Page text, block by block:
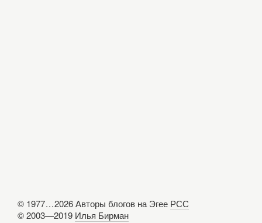
© 1977...2026 Авторы блогов на Эгее РСС
© 2003—2019 Илья Бирман